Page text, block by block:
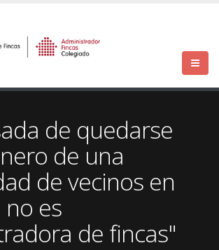
de quedarse
de una
de vecinos en
no es
de fincas"